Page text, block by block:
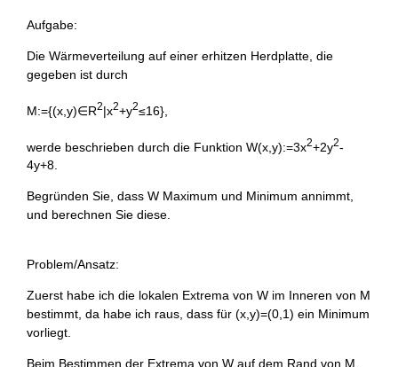
Aufgabe:
Die Wärmeverteilung auf einer erhitzen Herdplatte, die
gegeben ist durch
M:={(x,y)∈R2|x2+y2≤16},
werde beschrieben durch die Funktion W(x,y):=3x2+2y2-
4y+8.
Begründen Sie, dass W Maximum und Minimum annimmt,
und berechnen Sie diese.
Problem/Ansatz:
Zuerst habe ich die lokalen Extrema von W im Inneren von M
bestimmt, da habe ich raus, dass für (x,y)=(0,1) ein Minimum
vorliegt.
Beim Bestimmen der Extrema von W auf dem Rand von M,